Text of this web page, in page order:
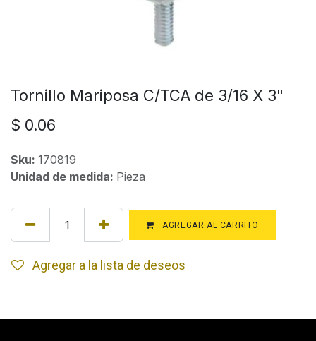
Tornillo Mariposa C/TCA de 3/16 X 3"
$ 0.06
Sku: 170819
Unidad de medida: Pieza
AGREGAR AL CARRITO
Agregar a la lista de deseos